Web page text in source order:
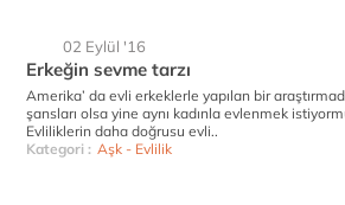
02 Eylül '16
Erkeğin sevme tarzı
Amerika’ da evli erkeklerle yapılan bir
şansları olsa yine aynı kadınla evlenmek
Evliliklerin daha doğrusu evli..
Kategori : Aşk - Evlilik